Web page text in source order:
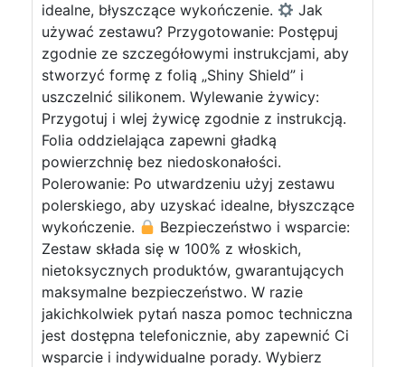
idealne, błyszczące wykończenie.
Jak
używać zestawu? Przygotowanie: Postępuj
zgodnie ze szczegółowymi instrukcjami, aby
stworzyć formę z folią „Shiny Shield” i
uszczelnić silikonem. Wylewanie żywicy:
Przygotuj i wlej żywicę zgodnie z instrukcją.
Folia oddzielająca zapewni gładką
powierzchnię bez niedoskonałości.
Polerowanie: Po utwardzeniu użyj zestawu
polerskiego, aby uzyskać idealne, błyszczące
wykończenie.
Bezpieczeństwo i wsparcie:
Zestaw składa się w 100% z włoskich,
nietoksycznych produktów, gwarantujących
maksymalne bezpieczeństwo. W razie
jakichkolwiek pytań nasza pomoc techniczna
jest dostępna telefonicznie, aby zapewnić Ci
wsparcie i indywidualne porady. Wybierz